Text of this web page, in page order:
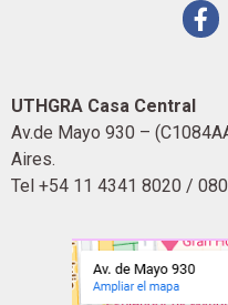
UTHGRA Casa Central
Av.de Mayo 930 –
Aires.
Tel +54 11 4341 8020 /